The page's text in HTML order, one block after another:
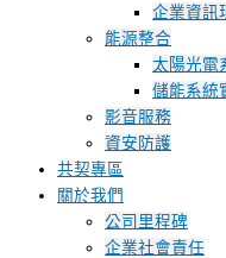
企業資訊
能源整合
太陽光電
儲能系統
影音服務
資安防護
共契專區
關於我們
公司里程碑
企業社會責任